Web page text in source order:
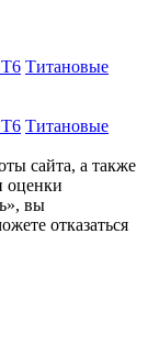
Титановые
Титановые
сайта, а также
оценки
вы
отказаться